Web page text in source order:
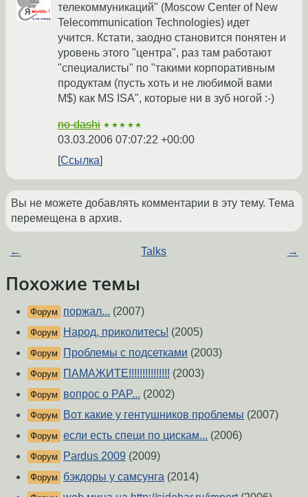
телекоммуникаций" (Moscow Center of New
Telecommunication Technologies) идет
учится. Кстати, заодно становится понятен и
уровень этого "центра", раз там работают
"специалисты" по "такими корпоративным
продуктам (пусть хоть и не любимой вами
M$) как MS ISA", которые ни в зуб ногой :-)
no-dashi ★★★★★
03.03.2006 07:07:22 +00:00
Ссылка
Вы не можете добавлять комментарии в эту тему. Тема
перемещена в архив.
← Talks →
Похожие темы
Форум поржал... (2007)
Форум Народ, приколитесь! (2005)
Форум Проблемы с подсетками (2003)
Форум ПАМАЖИТЕ!!!!!!!!!!!!!!! (2003)
Форум вопрос о PAP... (2002)
Форум Вот какие у гентушников проблемы (2007)
Форум если есть специ по цискам... (2006)
Форум Pardus 2009 (2009)
Форум бэкдоры у самсунга (2014)